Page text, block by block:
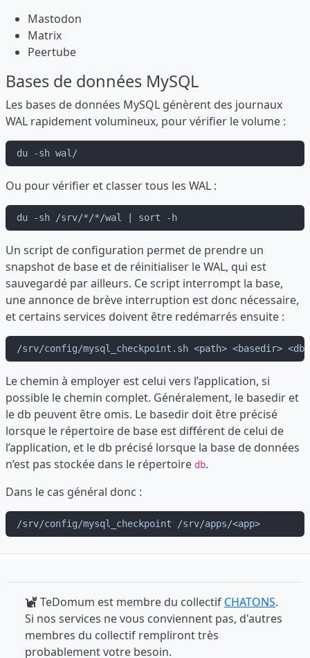
Mastodon
Matrix
Peertube
Bases de données MySQL
Les bases de données MySQL génèrent des journaux
WAL rapidement volumineux, pour vérifier le volume :
Ou pour vérifier et classer tous les WAL :
Un script de configuration permet de prendre un
snapshot de base et de réinitialiser le WAL, qui est
sauvegardé par ailleurs. Ce script interrompt la base,
une annonce de brève interruption est donc nécessaire,
et certains services doivent être redémarrés ensuite :
Le chemin à employer est celui vers l’application, si
possible le chemin complet. Généralement, le basedir et
le db peuvent être omis. Le basedir doit être précisé
lorsque le répertoire de base est différent de celui de
l’application, et le db précisé lorsque la base de données
n’est pas stockée dans le répertoire db.
Dans le cas général donc :
TeDomum est membre du collectif CHATONS.
Si nos services ne vous conviennent pas, d'autres
membres du collectif rempliront très
probablement votre besoin.